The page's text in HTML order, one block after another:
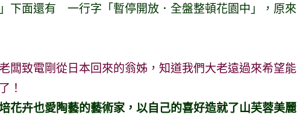
下面還有 一行字「暫停開放．全盤整頓花園中」，原來
闆致電剛從日本回來的翁姊，知道我們大老遠過來希望能
！
花卉也愛陶藝的藝術家，以自己的喜好造就了山芙蓉美麗